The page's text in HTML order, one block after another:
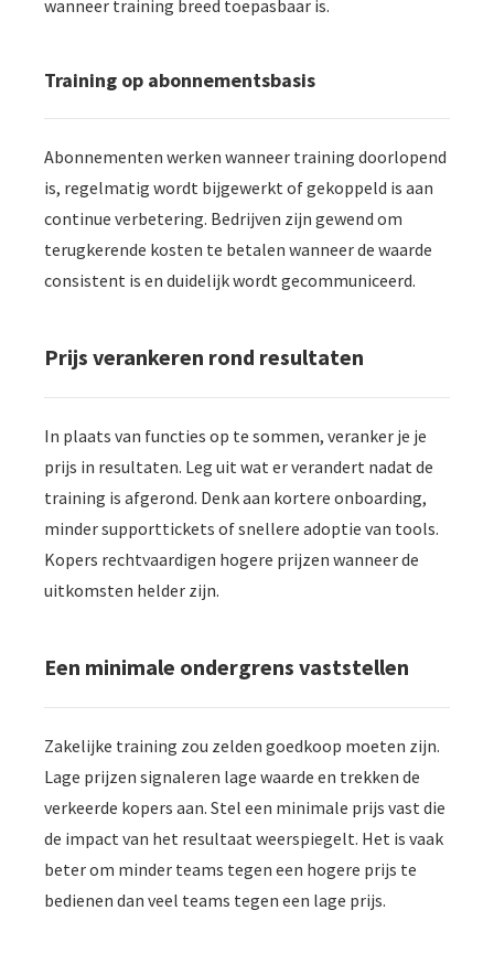
wanneer training breed toepasbaar is.
Training op abonnementsbasis
Abonnementen werken wanneer training doorlopend
is, regelmatig wordt bijgewerkt of gekoppeld is aan
continue verbetering. Bedrijven zijn gewend om
terugkerende kosten te betalen wanneer de waarde
consistent is en duidelijk wordt gecommuniceerd.
Prijs verankeren rond resultaten
In plaats van functies op te sommen, veranker je je
prijs in resultaten. Leg uit wat er verandert nadat de
training is afgerond. Denk aan kortere onboarding,
minder supporttickets of snellere adoptie van tools.
Kopers rechtvaardigen hogere prijzen wanneer de
uitkomsten helder zijn.
Een minimale ondergrens vaststellen
Zakelijke training zou zelden goedkoop moeten zijn.
Lage prijzen signaleren lage waarde en trekken de
verkeerde kopers aan. Stel een minimale prijs vast die
de impact van het resultaat weerspiegelt. Het is vaak
beter om minder teams tegen een hogere prijs te
bedienen dan veel teams tegen een lage prijs.